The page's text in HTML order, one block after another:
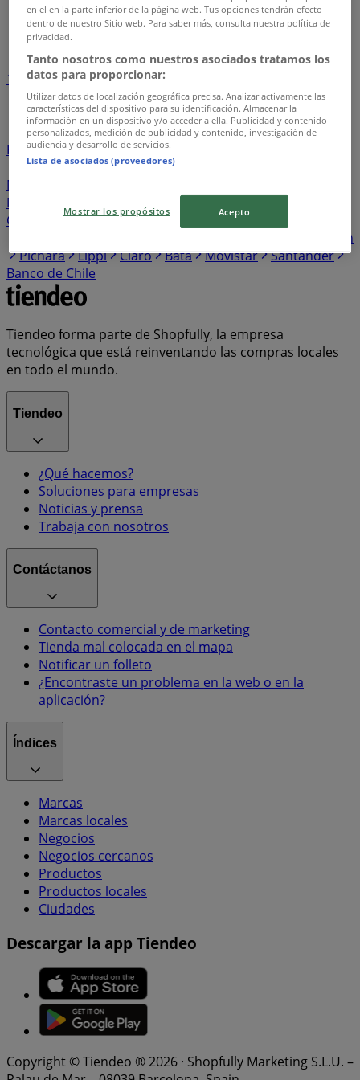
Índice de negocios en Chicureo
1 345
12
Unimarc
Lider Construmart
Santa Isabel
Falabella
Servipag DirecTV
HomeCenter Sodimac
Ripley
Mayorista 10
Maicao
Super Bodega a Cuenta
Banco
CrediChile
Salcobrand Doña Carne Vtr
Coopeuch
Pichara
Lippi Claro Bata Movistar
Santander
Banco de Chile
Tiendeo forma parte de Shopfully, la empresa
tecnológica que está reinventando las compras locales
en todo el mundo.
Tiendeo
¿Qué hacemos?
Soluciones para empresas
Noticias y prensa
Trabaja con nosotros
Contáctanos
Contacto comercial y de marketing
Tienda mal colocada en el mapa
Notificar un folleto
¿Encontraste un problema en la web o en la
aplicación?
Índices
Marcas
Marcas locales
Negocios
Negocios cercanos
Productos
Productos locales
Ciudades
Descargar la app Tiendeo
Copyright © Tiendeo ® 2026 · Shopfully Marketing S.L.U. –
en el en la parte inferior de la página web. Tus opciones tendrán efecto
dentro de nuestro Sitio web. Para saber más, consulta nuestra política de
privacidad.
Tanto nosotros como nuestros asociados tratamos los
datos para proporcionar:
Utilizar datos de localización geográfica precisa. Analizar activamente las
características del dispositivo para su identificación. Almacenar la
información en un dispositivo y/o acceder a ella. Publicidad y contenido
personalizados, medición de publicidad y contenido, investigación de
audiencia y desarrollo de servicios.
Lista de asociados (proveedores)
Mostrar los propósitos Acepto